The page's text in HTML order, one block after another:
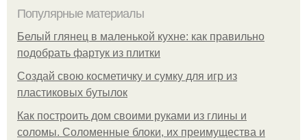
Популярные материалы
Белый глянец в маленькой кухне: как правильно
подобрать фартук из плитки
Создай свою косметичку и сумку для игр из
пластиковых бутылок
Как построить дом своими руками из глины и
соломы. Соломенные блоки, их преимущества и